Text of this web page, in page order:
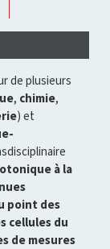
de plusieurs
, chimie,
) et
à la
point des
cellules du
de mesures